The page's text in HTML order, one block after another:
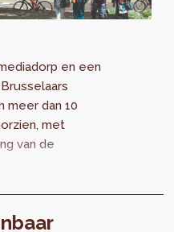
en een
meer dan 10
met
van de